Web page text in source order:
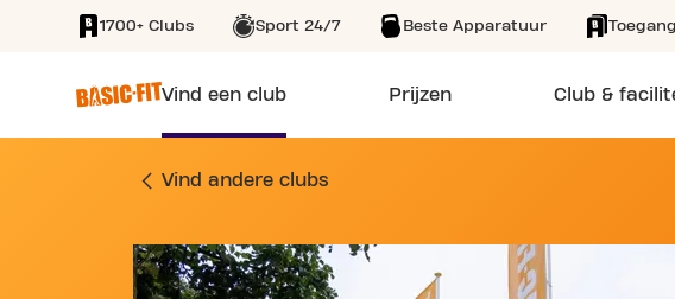
SKIP TO MAIN CONTENT
1700+ Clubs Sport 24/7 Beste Apparatuur
Vind een club Prijzen Club &
SPORTSCHOOL PR W
Vind andere clubs